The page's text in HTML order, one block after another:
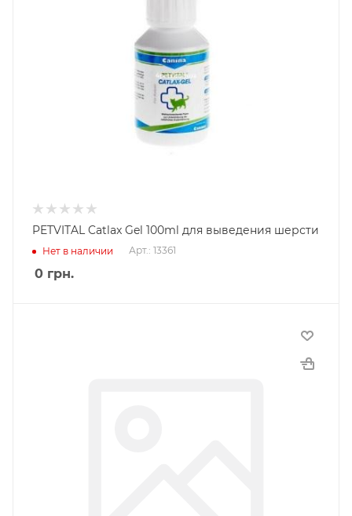
PETVITAL Catlax Gel 100ml для выведения шерсти
Нет в наличии Арт.: 13361
0 грн.